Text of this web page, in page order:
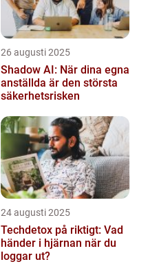
26 augusti 2025
Shadow AI: När dina egna
anställda är den största
säkerhetsrisken
24 augusti 2025
Techdetox på riktigt: Vad
händer i hjärnan när du
loggar ut?